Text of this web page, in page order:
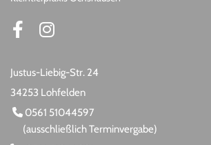
Justus-Liebig-Str. 24
34253 Lohfelden
 0561 51044597
(ausschließlich Terminvergabe)